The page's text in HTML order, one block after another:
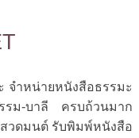
จำหน่ายหนังสือธรรมะ
รม-บาลี ครบถ้วนมาก
วดมนต์ รับพิมพ์หนังสือ